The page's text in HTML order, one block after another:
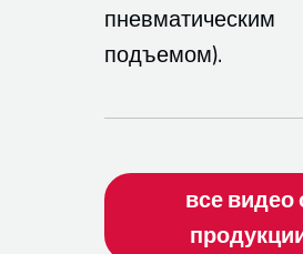
пневматическим
подъемом).
все видео